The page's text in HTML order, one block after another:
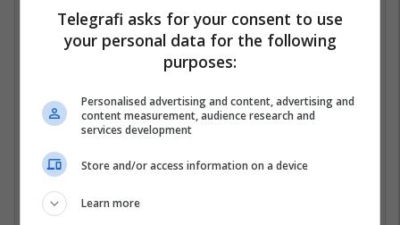
Bjellorusisë kanë publikuar tashmë
formacionet zyrtare për ndeshjen e fundit
kualifikuese për Euro 2024.
Dardanët janë nikoqir të bjellorusëve në
takimin e fundit të Grupit I, i cili pritet të
nga ora 20:45.
Lexo lajmin e plotë...
Telegrafi asks for your consent to use
your personal data for the following
purposes:
Personalised advertising and content, advertising and
content measurement, audience research and
services development
Store and/or access information on a device
Learn more